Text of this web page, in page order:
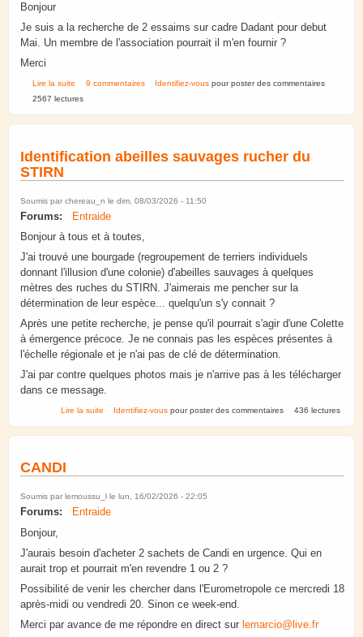
Bonjour
Je suis a la recherche de 2 essaims sur cadre Dadant pour debut
Mai. Un membre de l'association pourrait il m'en fournir ?
Merci
Lire la suite de Achat d'essaim
9 commentaires Identifiez-vous pour poster des commentaires
2567 lectures
Identification abeilles sauvages rucher du
STIRN
Soumis par chereau_n le dim, 08/03/2026 - 11:50
Forums:
Entraide
Bonjour à tous et à toutes,
J'ai trouvé une bourgade (regroupement de terriers individuels
donnant l'illusion d'une colonie) d'abeilles sauvages à quelques
mètres des ruches du STIRN. J'aimerais me pencher sur la
détermination de leur espèce... quelqu'un s'y connait ?
Après une petite recherche, je pense qu'il pourrait s'agir d'une Colette
à émergence précoce. Je ne connais pas les espèces présentes à
l'échelle régionale et je n'ai pas de clé de détermination.
J'ai par contre quelques photos mais je n'arrive pas à les télécharger
dans ce message.
Lire la suite de Identification abeilles sauvages rucher du STIRN
Identifiez-vous pour poster des commentaires 436 lectures
CANDI
Soumis par lemoussu_l le lun, 16/02/2026 - 22:05
Forums:
Entraide
Bonjour,
J'aurais besoin d'acheter 2 sachets de Candi en urgence. Qui en
aurait trop et pourrait m'en revendre 1 ou 2 ?
Possibilité de venir les chercher dans l'Eurometropole ce mercredi 18
après-midi ou vendredi 20. Sinon ce week-end.
Merci par avance de me répondre en direct sur lemarcio@live.fr